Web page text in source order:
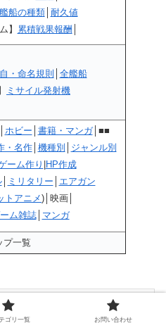
艦船の種類│ 耐久値
】 累積戦果報酬
・命名規則 全艦船
ミサイル発射機
ホビー 書籍・マンガ│■■
・名作│ 機種別
ジャンル別
ーム作り |HP作成
│ ミリタリー
エアガン
トアニメ)│映画│
ム雑誌│ マンガ
プ一覧
不思議の国の冒険酒場
マップ関連ページのご
ゴリ一覧 お問い合わせ